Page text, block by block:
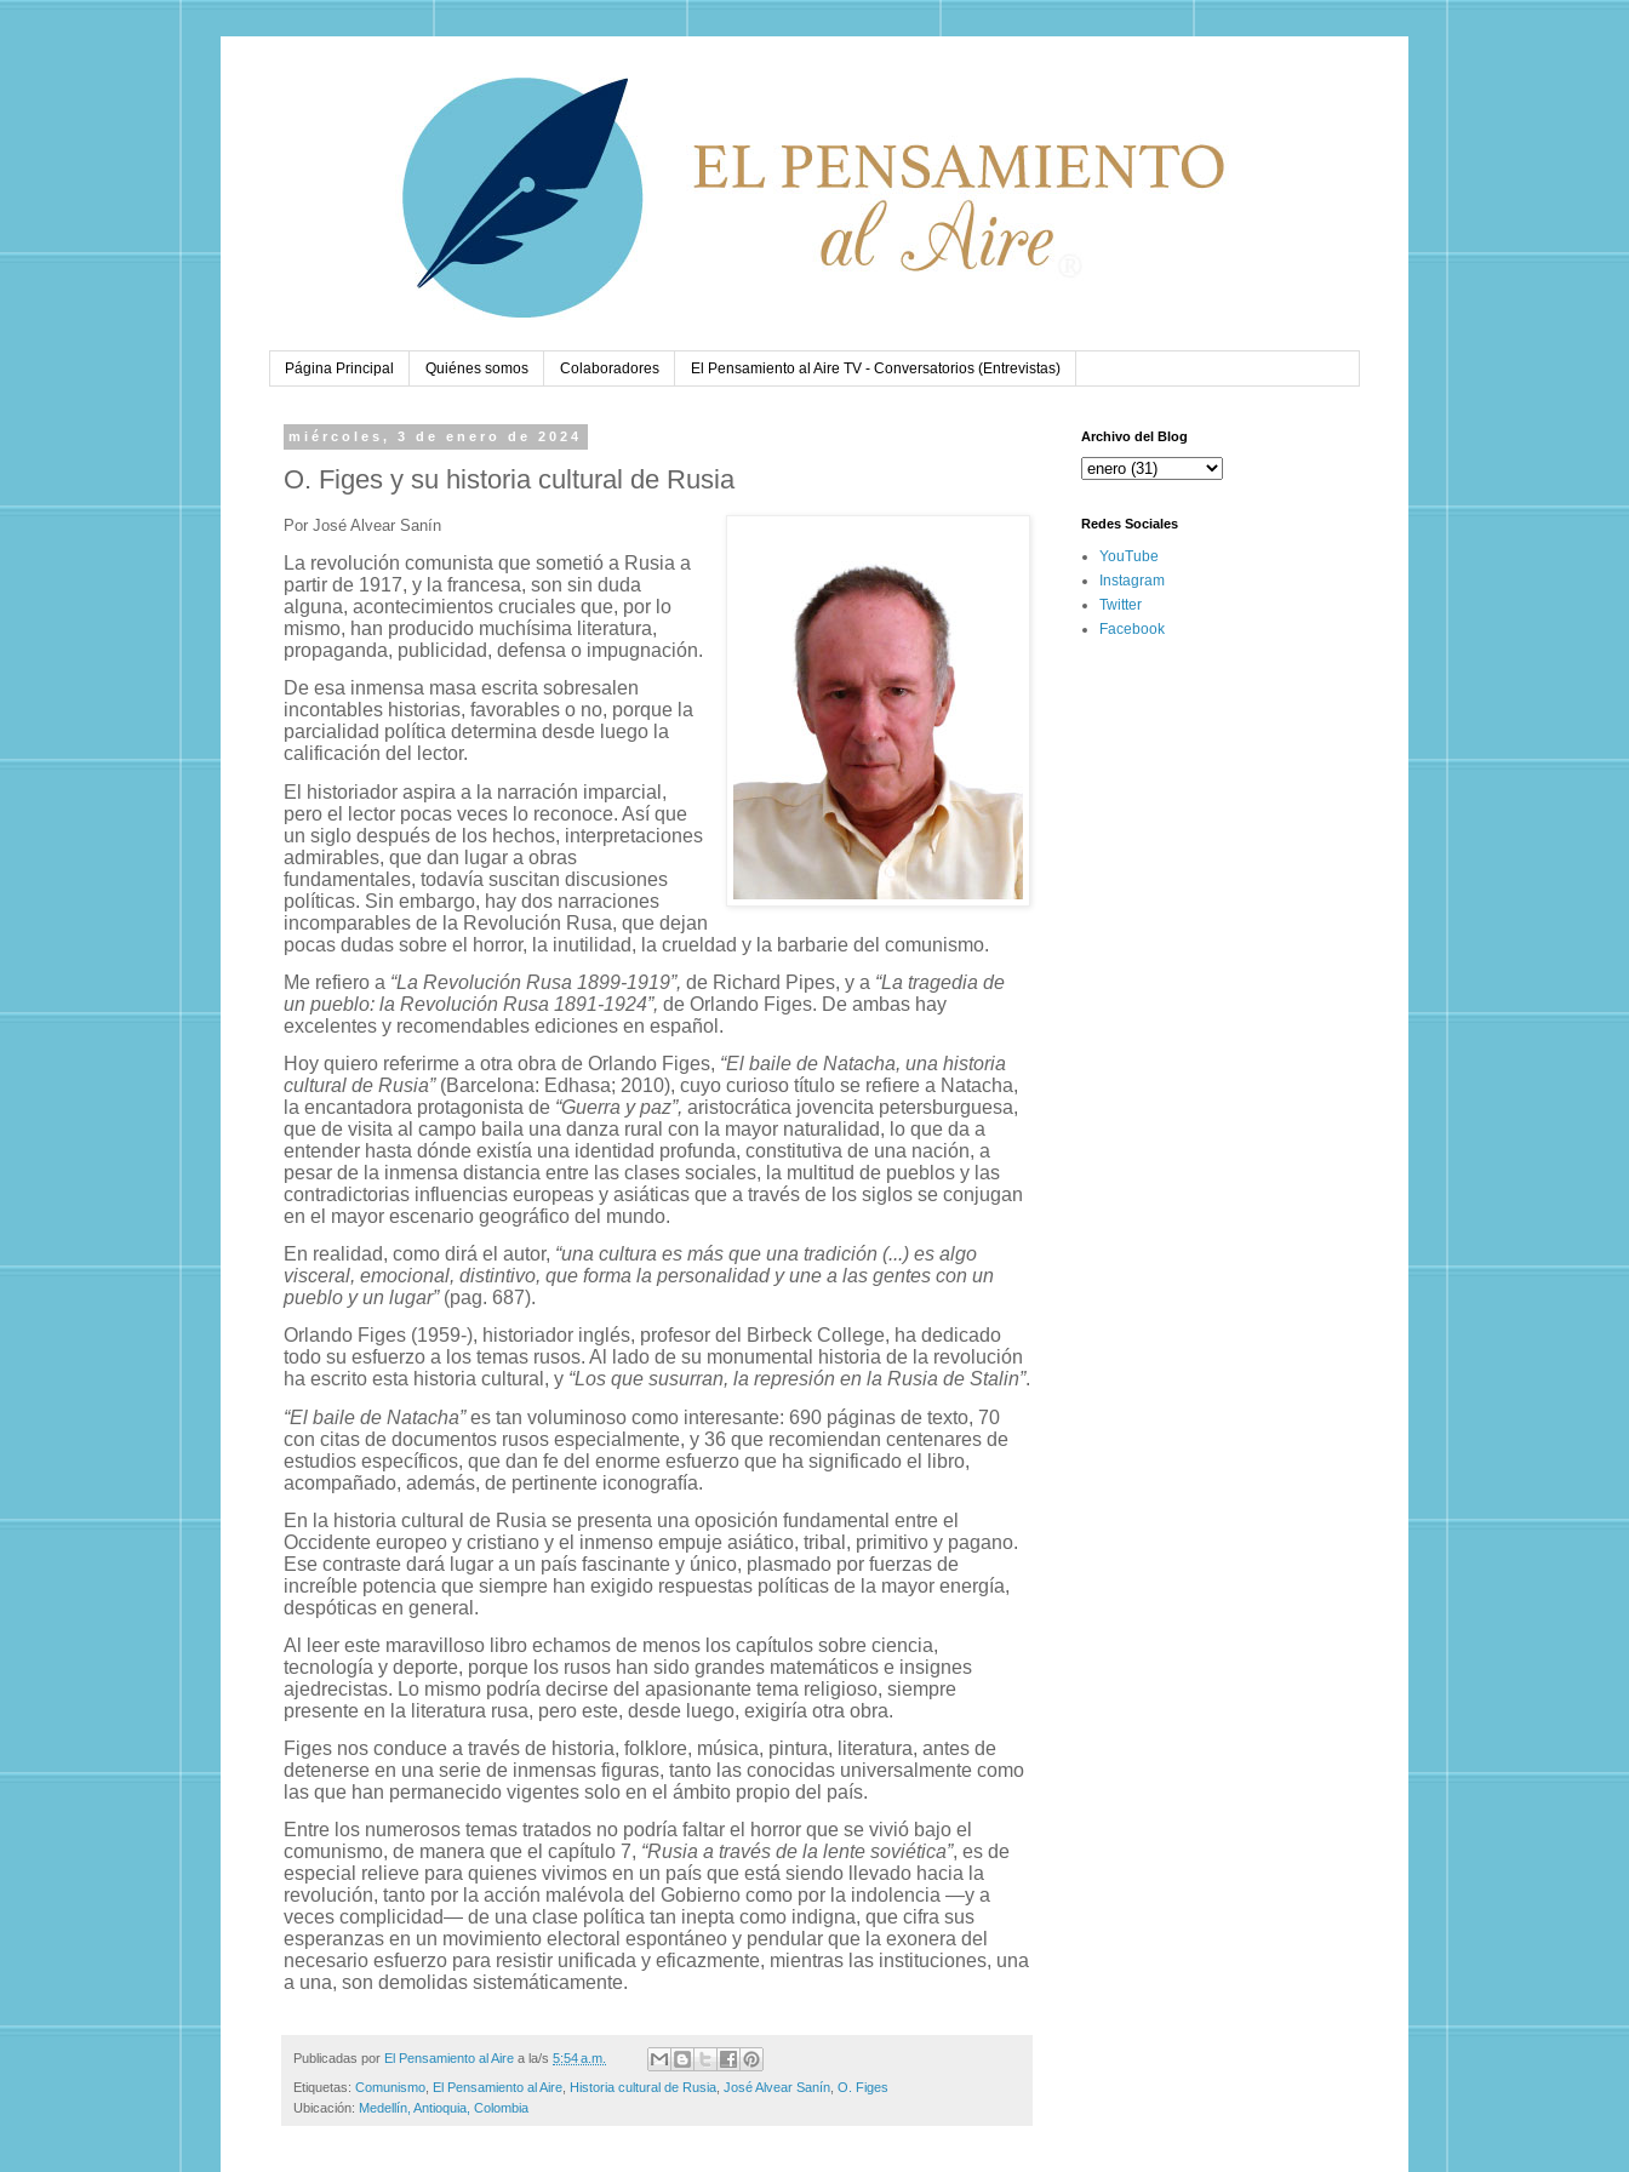
Página Principal Quiénes somos Colaboradores El Pensamiento al Aire TV - Conversatorios (Entrevistas)
miércoles, 3 de enero de 2024
O. Figes y su historia cultural de Rusia
Por José Alvear Sanín
La revolución comunista que sometió a Rusia a
partir de 1917, y la francesa, son sin duda
alguna, acontecimientos cruciales que, por lo
mismo, han producido muchísima literatura,
propaganda, publicidad, defensa o impugnación.
De esa inmensa masa escrita sobresalen
incontables historias, favorables o no, porque la
parcialidad política determina desde luego la
calificación del lector.
El historiador aspira a la narración imparcial,
pero el lector pocas veces lo reconoce. Así que
un siglo después de los hechos, interpretaciones
admirables, que dan lugar a obras
fundamentales, todavía suscitan discusiones
políticas. Sin embargo, hay dos narraciones
incomparables de la Revolución Rusa, que dejan
pocas dudas sobre el horror, la inutilidad, la crueldad y la barbarie del comunismo.
Me refiero a “La Revolución Rusa 1899-1919”, de Richard Pipes, y a “La tragedia de
un pueblo: la Revolución Rusa 1891-1924”, de Orlando Figes. De ambas hay
excelentes y recomendables ediciones en español.
Hoy quiero referirme a otra obra de Orlando Figes, “El baile de Natacha, una historia
cultural de Rusia” (Barcelona: Edhasa; 2010), cuyo curioso título se refiere a Natacha,
la encantadora protagonista de “Guerra y paz”, aristocrática jovencita petersburguesa,
que de visita al campo baila una danza rural con la mayor naturalidad, lo que da a
entender hasta dónde existía una identidad profunda, constitutiva de una nación, a
pesar de la inmensa distancia entre las clases sociales, la multitud de pueblos y las
contradictorias influencias europeas y asiáticas que a través de los siglos se conjugan
en el mayor escenario geográfico del mundo.
En realidad, como dirá el autor, “una cultura es más que una tradición (...) es algo
visceral, emocional, distintivo, que forma la personalidad y une a las gentes con un
pueblo y un lugar”(pag. 687).
Orlando Figes (1959-), historiador inglés, profesor del Birbeck College, ha dedicado
todo su esfuerzo a los temas rusos. Al lado de su monumental historia de la revolución
ha escrito esta historia cultural, y “Los que susurran, la represión en la Rusia de Stalin”.
“El baile de Natacha”es tan voluminoso como interesante: 690 páginas de texto, 70
con citas de documentos rusos especialmente, y 36 que recomiendan centenares de
estudios específicos, que dan fe del enorme esfuerzo que ha significado el libro,
acompañado, además, de pertinente iconografía.
En la historia cultural de Rusia se presenta una oposición fundamental entre el
Occidente europeo y cristiano y el inmenso empuje asiático, tribal, primitivo y pagano.
Ese contraste dará lugar a un país fascinante y único, plasmado por fuerzas de
increíble potencia que siempre han exigido respuestas políticas de la mayor energía,
despóticas en general.
Al leer este maravilloso libro echamos de menos los capítulos sobre ciencia,
tecnología y deporte, porque los rusos han sido grandes matemáticos e insignes
ajedrecistas. Lo mismo podría decirse del apasionante tema religioso, siempre
presente en la literatura rusa, pero este, desde luego, exigiría otra obra.
Figes nos conduce a través de historia, folklore, música, pintura, literatura, antes de
detenerse en una serie de inmensas figuras, tanto las conocidas universalmente como
las que han permanecido vigentes solo en el ámbito propio del país.
Entre los numerosos temas tratados no podría faltar el horror que se vivió bajo el
comunismo, de manera que el capítulo 7, “Rusia a través de la lente soviética”, es de
especial relieve para quienes vivimos en un país que está siendo llevado hacia la
revolución, tanto por la acción malévola del Gobierno como por la indolencia —y a
veces complicidad— de una clase política tan inepta como indigna, que cifra sus
esperanzas en un movimiento electoral espontáneo y pendular que la exonera del
necesario esfuerzo para resistir unificada y eficazmente, mientras las instituciones, una
a una, son demolidas sistemáticamente.
Publicadas por El Pensamiento al Aire a la/s 5:54 a.m.
Etiquetas: Comunismo El Pensamiento al Aire Historia cultural de Rusia José Alvear Sanín O. Figes
Ubicación: Medellín, Antioquia, Colombia
Archivo del Blog
Redes Sociales
YouTube
Instagram
Twitter
Facebook